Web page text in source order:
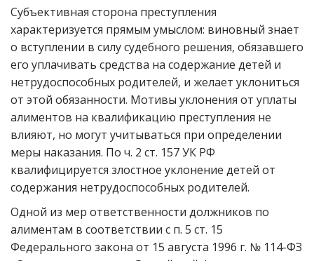
Субъективная сторона преступления
характеризуется прямым умыслом: виновный знает
о вступлении в силу судебного решения, обязавшего
его уплачивать средства на содержание детей и
нетрудоспособных родителей, и желает уклониться
от этой обязанности. Мотивы уклонения от уплаты
алиментов на квалификацию преступления не
влияют, но могут учитываться при определении
меры наказания. По ч. 2 ст. 157 УК РФ
квалифицируется злостное уклонение детей от
содержания нетрудоспособных родителей.
Одной из мер ответственности должников по
алиментам в соответствии с п. 5 ст. 15
Федерального закона от 15 августа 1996 г. № 114-ФЗ